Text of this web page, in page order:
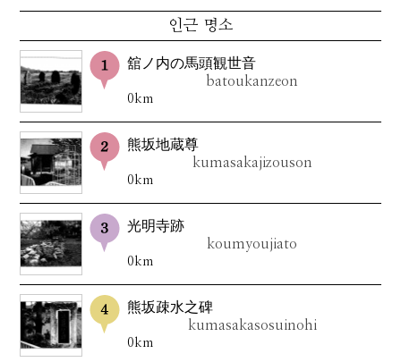
인근 명소
舘ノ内の馬頭観世音
batoukanzeon
0km
熊坂地蔵尊
kumasakajizouson
0km
光明寺跡
koumyoujiato
0km
熊坂疎水之碑
kumasakasosuinohi
0km